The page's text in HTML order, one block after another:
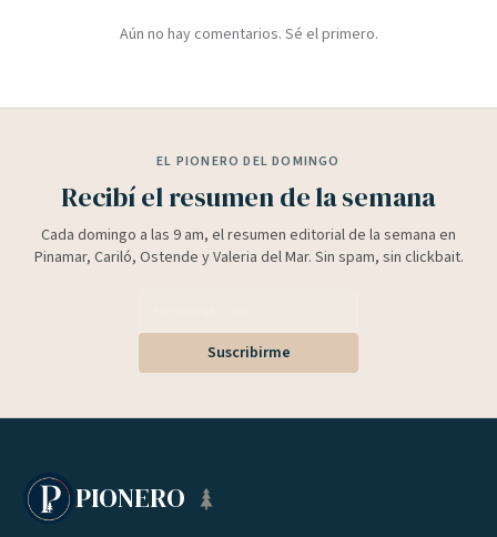
Aún no hay comentarios. Sé el primero.
EL PIONERO DEL DOMINGO
Recibí el resumen de la semana
Cada domingo a las 9 am, el resumen editorial de la semana en
Pinamar, Cariló, Ostende y Valeria del Mar. Sin spam, sin clickbait.
Suscribirme
PIONERO